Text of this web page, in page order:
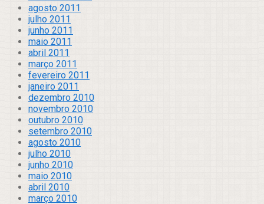
agosto 2011
julho 2011
junho 2011
maio 2011
abril 2011
março 2011
fevereiro 2011
janeiro 2011
dezembro 2010
novembro 2010
outubro 2010
setembro 2010
agosto 2010
julho 2010
junho 2010
maio 2010
abril 2010
março 2010